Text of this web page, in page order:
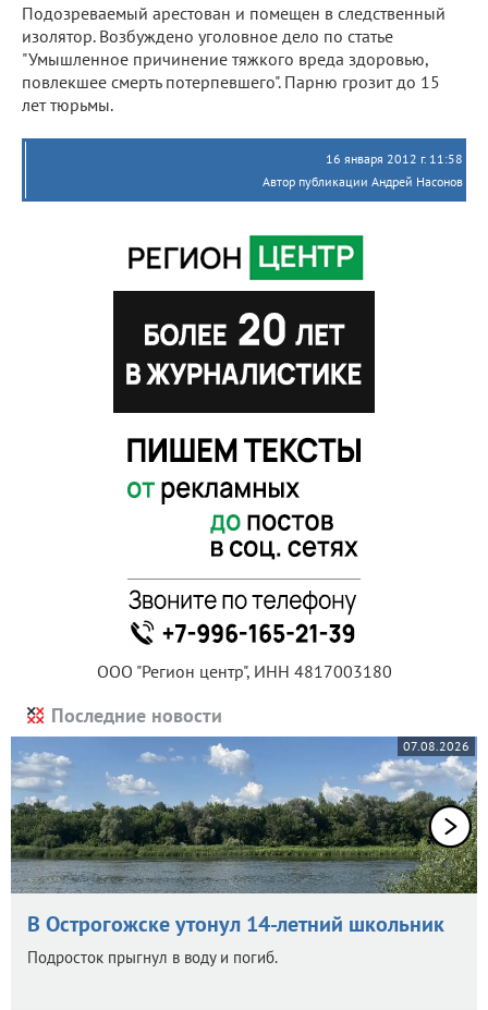
Подозреваемый арестован и помещен в следственный
изолятор. Возбуждено уголовное дело по статье
"Умышленное причинение тяжкого вреда здоровью,
повлекшее смерть потерпевшего". Парню грозит до 15
лет тюрьмы.
16 января 2012 г. 11:58
Автор публикации Андрей Насонов
ООО "Регион центр", ИНН 4817003180
Последние новости
07.08.2026
В Острогожске утонул 14-летний школьник
Подросток прыгнул в воду и погиб.